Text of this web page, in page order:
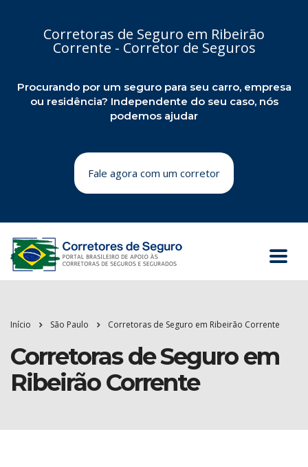
Corretoras de Seguro em Ribeirão
Corrente - Corretor de Seguros
Procurando por um seguro para seu carro, empresa
ou residência? Independente do seu caso, nós
podemos ajudar
Fale agora com um corretor
Início São Paulo Corretoras de Seguro em Ribeirão Corrente
Corretoras de Seguro em
Ribeirão Corrente